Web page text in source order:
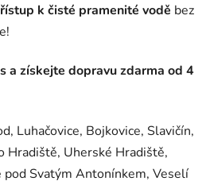
k čisté pramenité vodě bez
a získejte dopravu zdarma od 4
Luhačovice, Bojkovice, Slavičín,
Hradiště, Uherské Hradiště,
Svatým Antonínkem, Veselí